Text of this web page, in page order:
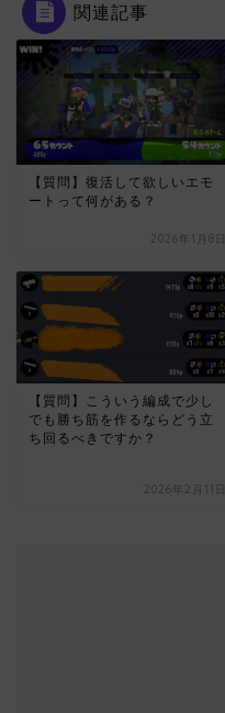
関連記事
【質問】復活して欲しいエモ
ートって何がある？
2026年1月8日
【質問】こういう編成で少し
でも勝ち筋を作るならどう立
ち回るべきですか？
2026年2月11日